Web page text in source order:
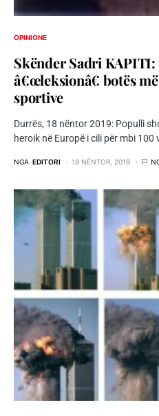
OPINIONE
Skënder Sadri KAPITI:
â€œleksionâ€ botës
sportive
Durrës, 18 nëntor 2019: Populli
heroik në Europë i cili për mbi 100
NGA EDITORI 19 NËNTOR, 2019